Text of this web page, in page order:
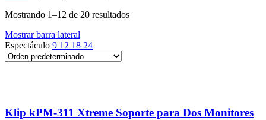
Mostrando 1–12 de 20 resultados
Mostrar barra lateral
Espectáculo 9 12 18 24
Klip kPM-311 Xtreme Soporte para Dos Monitores